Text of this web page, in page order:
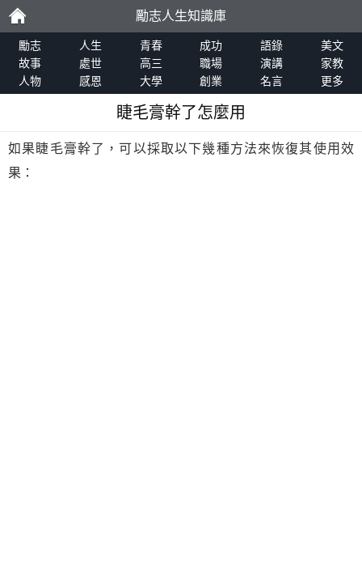
勵
志
勵志人生知識庫
勵志 人生 青春 成功 語錄
美文
故事
處世 高三 職場 演講
家教
人物
感恩 大學 創業 名言 更多
睫毛膏幹了怎麼用
如果睫毛膏幹了，可以採取以下幾種方法來恢復其使用效
果：